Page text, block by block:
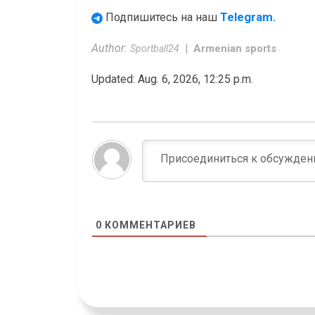
Подпишитесь на наш Telegram.
Author: Sportball24 Armenian sports
Updated: Aug. 6, 2026, 12:25 p.m.
0 КОММЕНТАРИЕВ